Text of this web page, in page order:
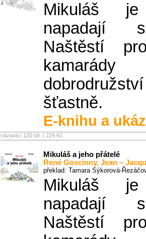
Mikuláš
napadají
Naštěstí
kamarády
šťastně.
E-knihu a
vázaná | 120 str. | 229 Kč
Mikuláš a jeho přátelé
René Goscinny, Jean –
překlad: Tamara Sýkorová-
Mikuláš
napadají
Naštěstí